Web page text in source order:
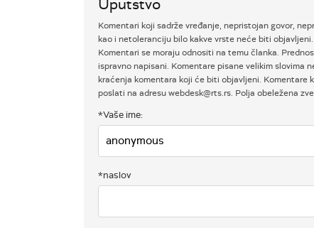
Uputstvo
Komentari koji sadrže vređanje, nepristojan govor,
kao i netoleranciju bilo kakve vrste neće biti
Komentari se moraju odnositi na temu članka.
ispravno napisani. Komentare pisane velikim slovima
kraćenja komentara koji će biti objavljeni. Komentare
poslati na adresu webdesk@rts.rs. Polja obeležena
*Vaše ime:
*naslov